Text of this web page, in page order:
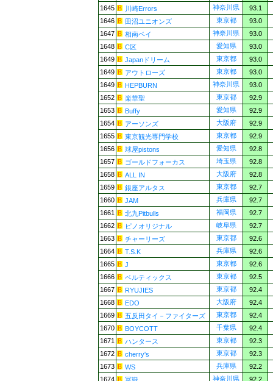
1645
川崎Errors 神奈川県
93.1
1646
田沼ユニオンズ 東京都
93.0
1647
相南ベイ 神奈川県
93.0
1648
C区 愛知県
93.0
1649
Japanドリーム 東京都
93.0
1649
アウトローズ 東京都
93.0
1649
HEPBURN 神奈川県
93.0
1652
楽華聖 東京都
92.9
1653
Buffy 愛知県
92.9
1654
アーソンズ 大阪府
92.9
1655
東京観光専門学校 東京都
92.9
1656
球屋pistons 愛知県
92.8
1657
ゴールドフォーカス 埼玉県
92.8
1658
ALL IN 大阪府
92.8
1659
銀座アルタス 東京都
92.7
1660
JAM 兵庫県
92.7
1661
北九Pitbulls 福岡県
92.7
1662
ピノオリジナル 岐阜県
92.7
1663
チャーリーズ 東京都
92.6
1664
T.S.K 兵庫県
92.6
1665
J 東京都
92.6
1666
ベルティックス 東京都
92.5
1667
RYUJIES 東京都
92.4
1668
EDO 大阪府
92.4
1669
五反田タイ－ファイターズ 東京都
92.4
1670
BOYCOTT 千葉県
92.4
1671
ハンタース 東京都
92.3
1672
cherry's 東京都
92.3
1673
WS 兵庫県
92.2
1674
神奈川県
92.2